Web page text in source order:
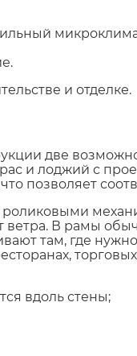
и отделке.
две
и лоджий с
позволяет
ветра. В рамы
там, где
вдоль стены;